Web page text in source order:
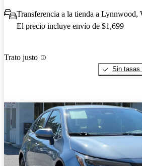
Transferencia a la tienda a Lynnwood,
El precio incluye envío de $1,699
Trato justo
Sin tasas